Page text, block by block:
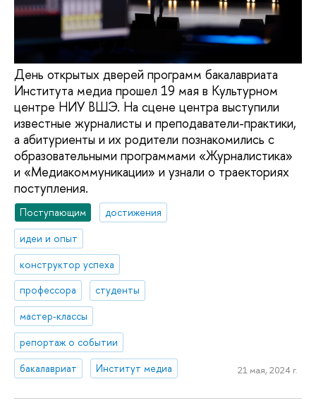
День открытых дверей программ бакалавриата
Института медиа прошел 19 мая в Культурном
центре НИУ ВШЭ. На сцене центра выступили
известные журналисты и преподаватели-практики,
а абитуриенты и их родители познакомились с
образовательными программами «Журналистика»
и «Медиакоммуникации» и узнали о траекториях
поступления.
Поступающим
достижения
идеи и опыт
конструктор успеха
профессора
студенты
мастер-классы
репортаж о событии
бакалавриат
Институт медиа 21 мая, 2024 г.